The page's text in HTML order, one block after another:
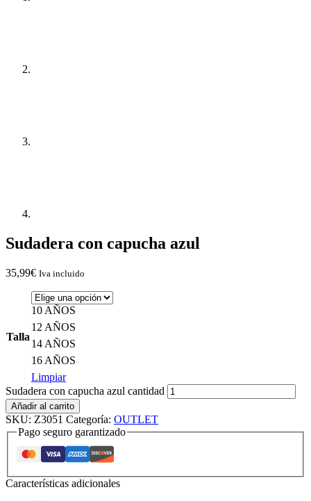
Sudadera con capucha azul
35,99€ Iva incluido
Talla
10 AÑOS
12 AÑOS
14 AÑOS
16 AÑOS
Limpiar
Sudadera con capucha azul cantidad
Añadir al carrito
SKU: Z3051 Categoría: OUTLET
Pago seguro garantizado
Características adicionales